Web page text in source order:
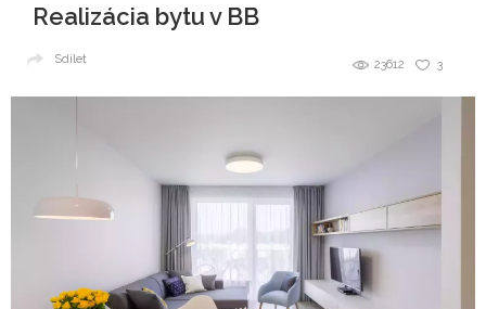
Realizácia bytu v BB
3
23612
Sdílet